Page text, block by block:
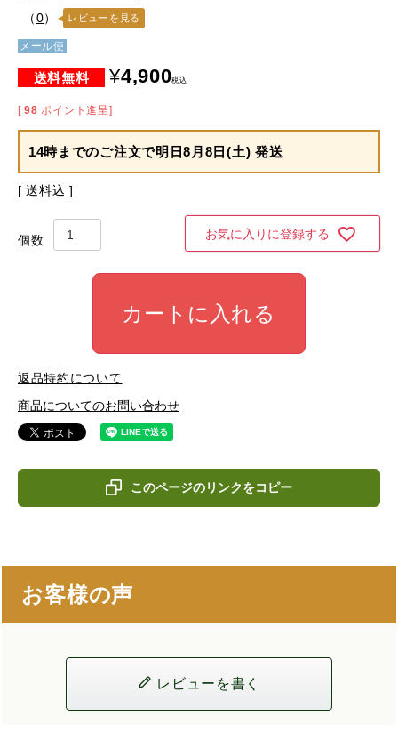
（0） レビューを見る
メール便
¥4,900税込
[ 98 ポイント進呈]
14時までのご注文で明日8月8日(土) 発送
送料込
お気に入りに登録する
カートに入れる
返品特約について
商品についてのお問い合わせ
このページのリンクをコピー
お客様の声
レビューを書く